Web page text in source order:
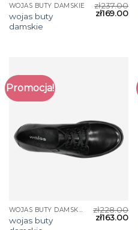
WOJAS BUTY DAMSKIE
wojas buty
damskie
zł237.00
zł169.00
Promocja!
WOJAS BUTY DAMSKIE
wojas buty
zł228.00
zł163.00